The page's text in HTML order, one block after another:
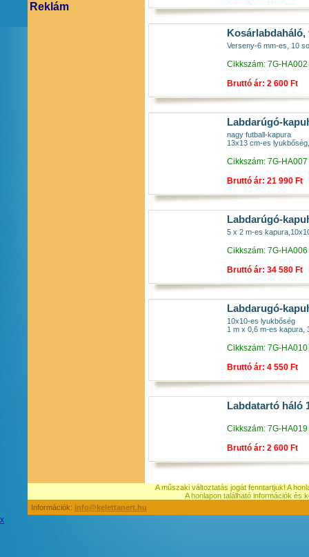
Reklám
Verseny-6 mm-es, 10
Cikkszám: 7G-HA002
Bruttó ár: 2 600 Ft
Labdarúgó-
nagy futball-kapura
13x13 cm-es
Cikkszám: 7G-HA007
Bruttó ár: 21 990 Ft
Labdarúgó-
5 x 2 m-es
Cikkszám: 7G-HA006
Bruttó ár: 34 580 Ft
Labdarugó-
10x10-es lyukbőség
1 m x 0,6 m-es kapura,
Cikkszám: 7G-HA010
Bruttó ár: 4 550 Ft
Labdatartó háló
Cikkszám: 7G-HA019
Bruttó ár: 2 600 Ft
A műszaki változtatás jogát fenntartjuk! A
A honlapon található információk és
Információk: info@kelettanert.hu
x